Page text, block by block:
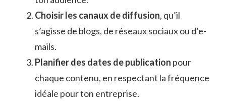
Choisir les canaux de diffusion, qu’il
s’agisse de blogs, de réseaux sociaux ou d’e-
mails.
Planifier des dates de publication pour
chaque contenu, en respectant la fréquence
idéale pour ton entreprise.